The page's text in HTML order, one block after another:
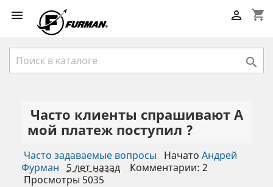
 shopping_cart


Часто клиенты спрашивают А
мой платеж поступил ?
Часто задаваемые вопросы Начато Андрей
Фурман
5 лет назад
Комментарии: 2
Просмотры 5035